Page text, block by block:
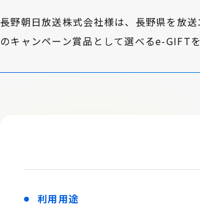
長野朝日放送株式会社様は、長野県を放
のキャンペーン賞品として選べるe-GIFT
利用用途